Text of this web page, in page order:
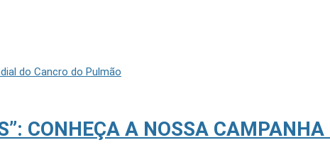
CONHEÇA A NOSSA